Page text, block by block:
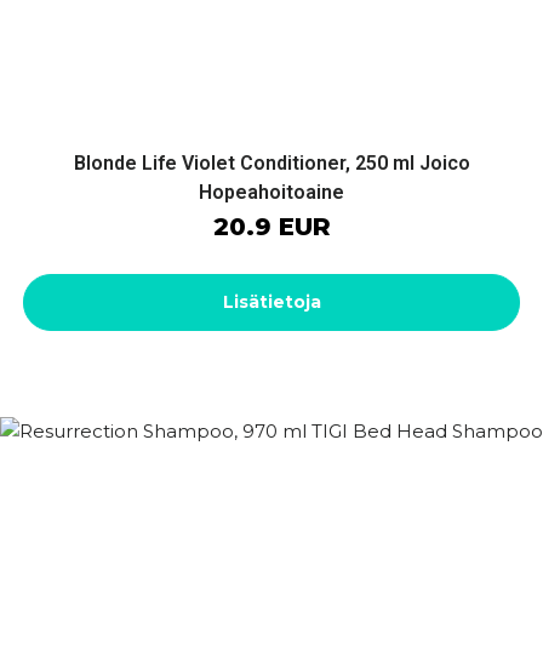
Blonde Life Violet Conditioner, 250 ml Joico
Hopeahoitoaine
20.9 EUR
Lisätietoja